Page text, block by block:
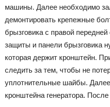
машины. Далее необходимо
демонтировать крепежные
брызговика с правой
защиты и панели брызговика
которая держит кронштейн.
следить за тем, чтобы не
уплотнительные шайбы. Далее
кронштейна генератора.